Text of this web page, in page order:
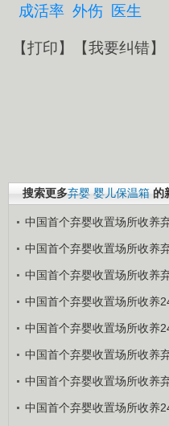
成活率 外伤 医生
【打印】【我要纠错】
搜索更多弃婴 婴儿保温箱 的
中国首个弃婴收置场所收养
中国首个弃婴收置场所收养
中国首个弃婴收置场所收养
中国首个弃婴收置场所收养
中国首个弃婴收置场所收养
中国首个弃婴收置场所收养
中国首个弃婴收置场所收养
中国首个弃婴收置场所收养